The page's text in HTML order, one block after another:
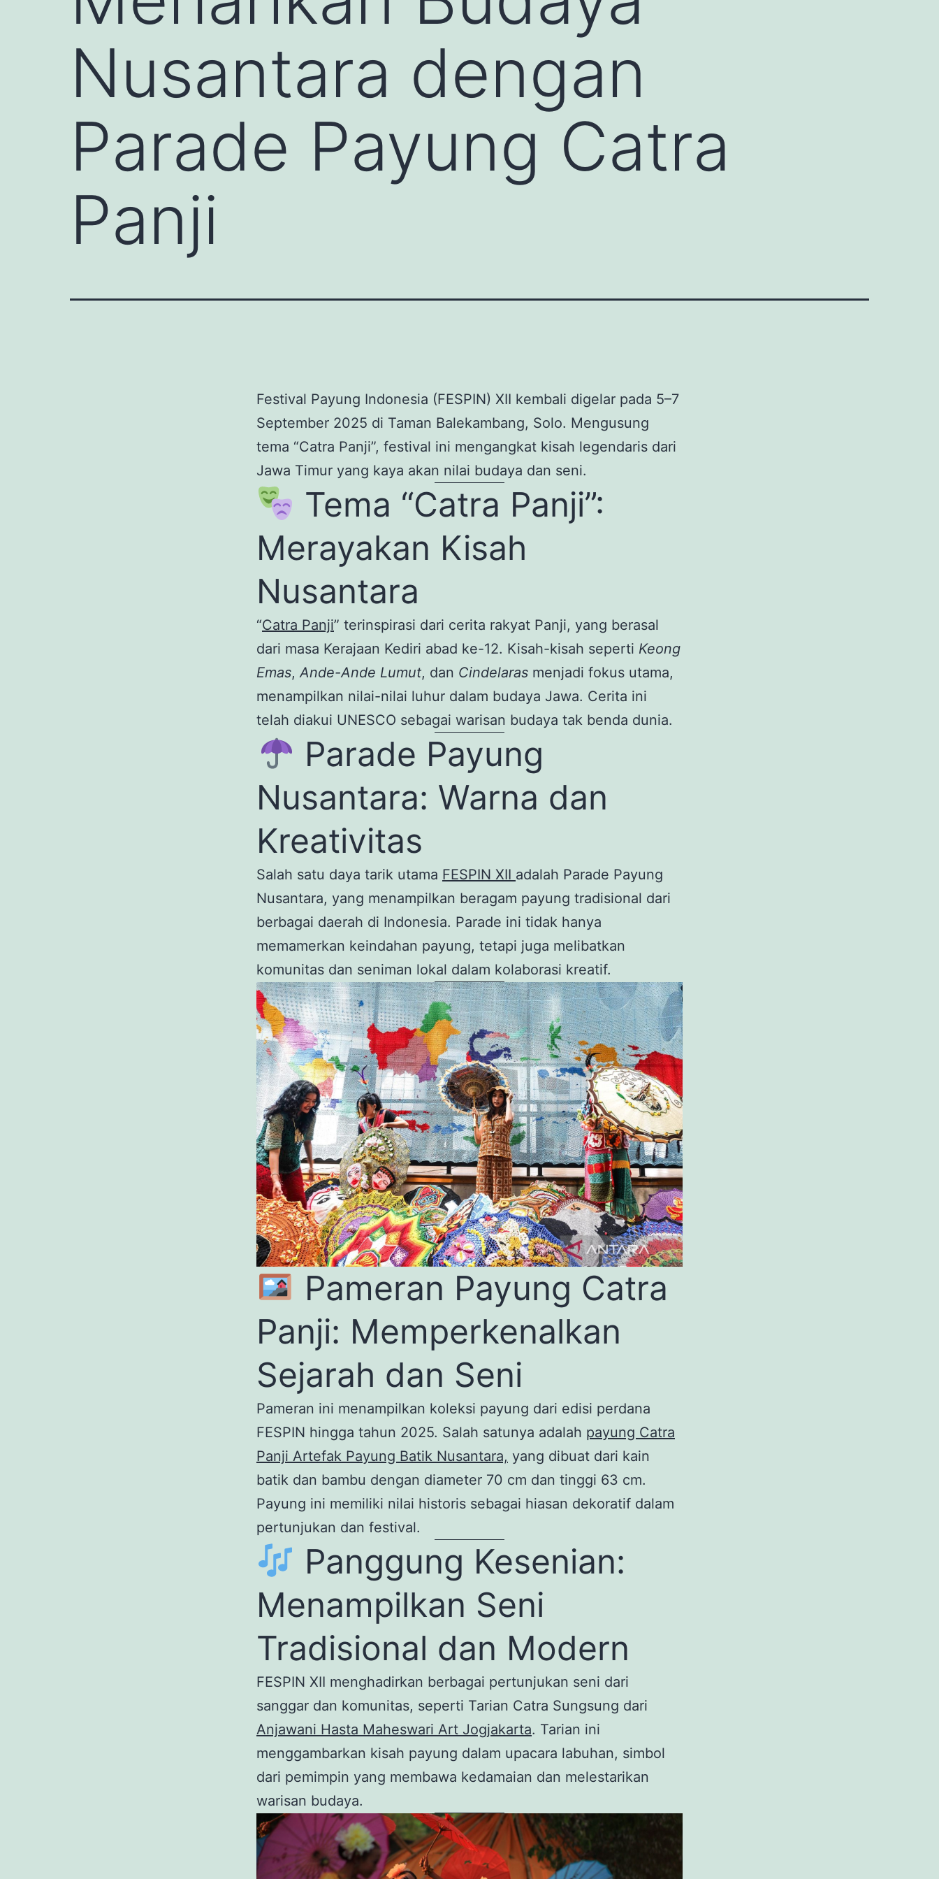
Nusantara dengan
Parade Payung Catra
Panji
Festival Payung Indonesia (FESPIN) XII kembali digelar pada 5–7
September 2025 di Taman Balekambang, Solo. Mengusung
tema “Catra Panji”, festival ini mengangkat kisah legendaris dari
Jawa Timur yang kaya akan nilai budaya dan seni.
Tema “Catra Panji”:
Merayakan Kisah
Nusantara
“Catra Panji” terinspirasi dari cerita rakyat Panji, yang berasal
dari masa Kerajaan Kediri abad ke-12. Kisah-kisah seperti Keong
Emas,Ande-Ande Lumut, dan Cindelaras menjadi fokus utama,
menampilkan nilai-nilai luhur dalam budaya Jawa. Cerita ini
telah diakui UNESCO sebagai warisan budaya tak benda dunia.
Parade Payung
Nusantara: Warna dan
Kreativitas
Salah satu daya tarik utama FESPIN XII adalah Parade Payung
Nusantara, yang menampilkan beragam payung tradisional dari
berbagai daerah di Indonesia. Parade ini tidak hanya
memamerkan keindahan payung, tetapi juga melibatkan
komunitas dan seniman lokal dalam kolaborasi kreatif.
Pameran Payung Catra
Panji: Memperkenalkan
Sejarah dan Seni
Pameran ini menampilkan koleksi payung dari edisi perdana
FESPIN hingga tahun 2025. Salah satunya adalah payung Catra
Panji Artefak Payung Batik Nusantara, yang dibuat dari kain
batik dan bambu dengan diameter 70 cm dan tinggi 63 cm.
Payung ini memiliki nilai historis sebagai hiasan dekoratif dalam
pertunjukan dan festival.
Panggung Kesenian:
Menampilkan Seni
Tradisional dan Modern
FESPIN XII menghadirkan berbagai pertunjukan seni dari
sanggar dan komunitas, seperti Tarian Catra Sungsung dari
Anjawani Hasta Maheswari Art Jogjakarta. Tarian ini
menggambarkan kisah payung dalam upacara labuhan, simbol
dari pemimpin yang membawa kedamaian dan melestarikan
warisan budaya.